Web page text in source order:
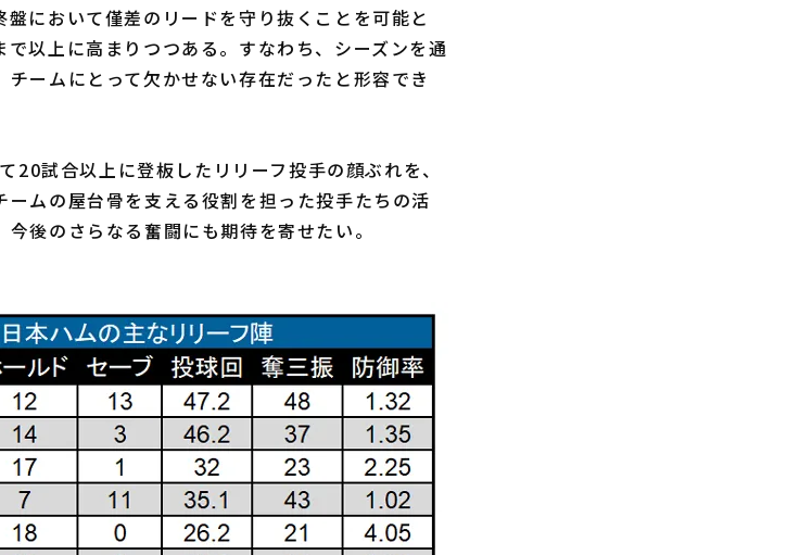
において僅差のリードを守り抜くことを可能と
以上に高まりつつある。すなわち、シーズンを通
ームにとって欠かせない存在だったと形容でき
試合以上に登板したリリーフ投手の顔ぶれを、
ムの屋台骨を支える役割を担った投手たちの活
後のさらなる奮闘にも期待を寄せたい。